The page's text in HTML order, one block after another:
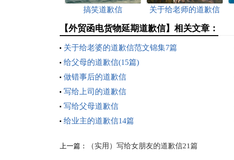
搞笑道歉信
关于给老师的道歉信
【外贸函电货物延期道歉信】相关文章：
关于给老婆的道歉信范文锦集7篇
给父母的道歉信(15篇)
做错事后的道歉信
写给上司的道歉信
写给父母道歉信
给业主的道歉信14篇
上一篇： （实用）写给女朋友的道歉信21篇